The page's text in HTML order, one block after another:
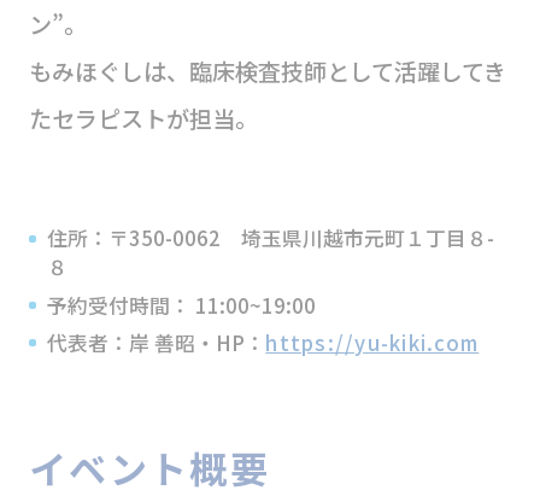
ン”。
もみほぐしは、臨床検査技師として活躍してき
たセラピストが担当。
住所：〒350-0062 埼玉県川越市元町１丁目８-
８
予約受付時間： 11:00~19:00
代表者：岸 善昭・HP： https://yu-kiki.com
イベント概要